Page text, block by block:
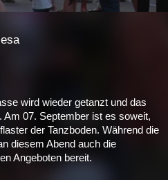
wird wieder getanzt und das
07. September ist es soweit,
der Tanzboden. Während die
diesem Abend auch die
Angeboten bereit.